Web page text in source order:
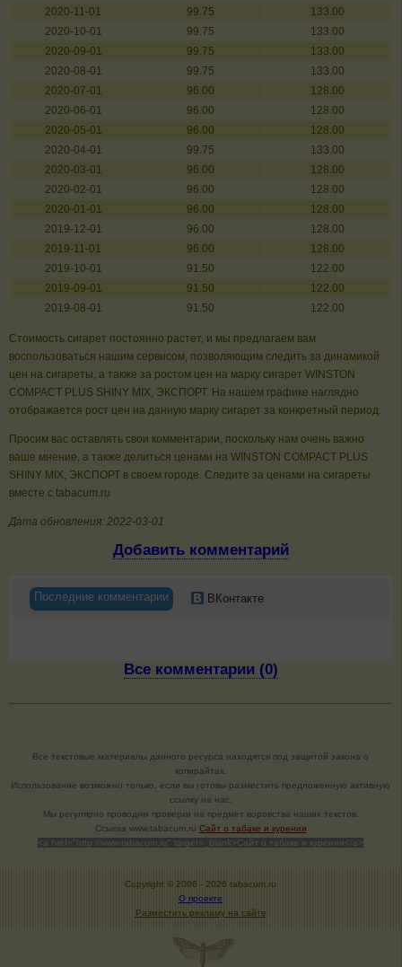
2020-11-01
99.75
133.00
2020-10-01
99.75
133.00
2020-09-01
99.75
133.00
2020-08-01
99.75
133.00
2020-07-01
96.00
128.00
2020-06-01
96.00
128.00
2020-05-01
96.00
128.00
2020-04-01
99.75
133.00
2020-03-01
96.00
128.00
2020-02-01
96.00
128.00
2020-01-01
96.00
128.00
2019-12-01
96.00
128.00
2019-11-01
96.00
128.00
2019-10-01
91.50
122.00
2019-09-01
91.50
122.00
2019-08-01
91.50 122.00
Стоимость сигарет постоянно растет, и мы предлагаем вам
воспользоваться нашим сервисом, позволяющим следить за динамикой
цен на сигареты, а также за ростом цен на марку сигарет WINSTON
COMPACT PLUS SHINY MIX, ЭКСПОРТ. На нашем графике наглядно
отображается рост цен на данную марку сигарет за конкретный период.
Просим вас оставлять свои комментарии, поскольку нам очень важно
ваше мнение, а также делиться ценами на WINSTON COMPACT PLUS
SHINY MIX, ЭКСПОРТ в своем городе. Следите за ценами на сигареты
вместе с tabacum.ru
Дата обновления: 2022-03-01
Добавить комментарий
Последние комментарии ВКонтакте
Все комментарии (0)
Все текстовые материалы данного ресурса находятся под защитой закона о
копирайтах.
Использование возможно только, если вы готовы разместить предложенную активную
ссылку на нас.
Мы регулярно проводим проверки на предмет воровства наших текстов.
Cсылка www.tabacum.ru Сайт о табаке и курении
<a href="http://www.tabacum.ru" target=_blank>Сайт о табаке и курении</a>
Copyright © 2006 - 2026 tabacum.ru
О проекте
Разместить рекламу на сайте